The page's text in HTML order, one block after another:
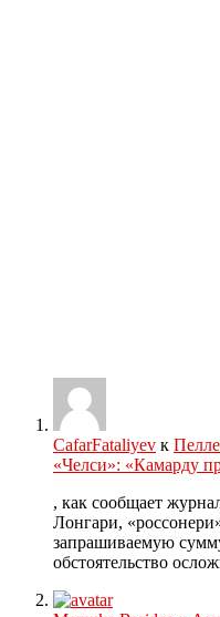
CafarFataliyev к
«Челси»: «Камарду
, как сообщает
Лонгари,
запрашиваемую
обстоятельство